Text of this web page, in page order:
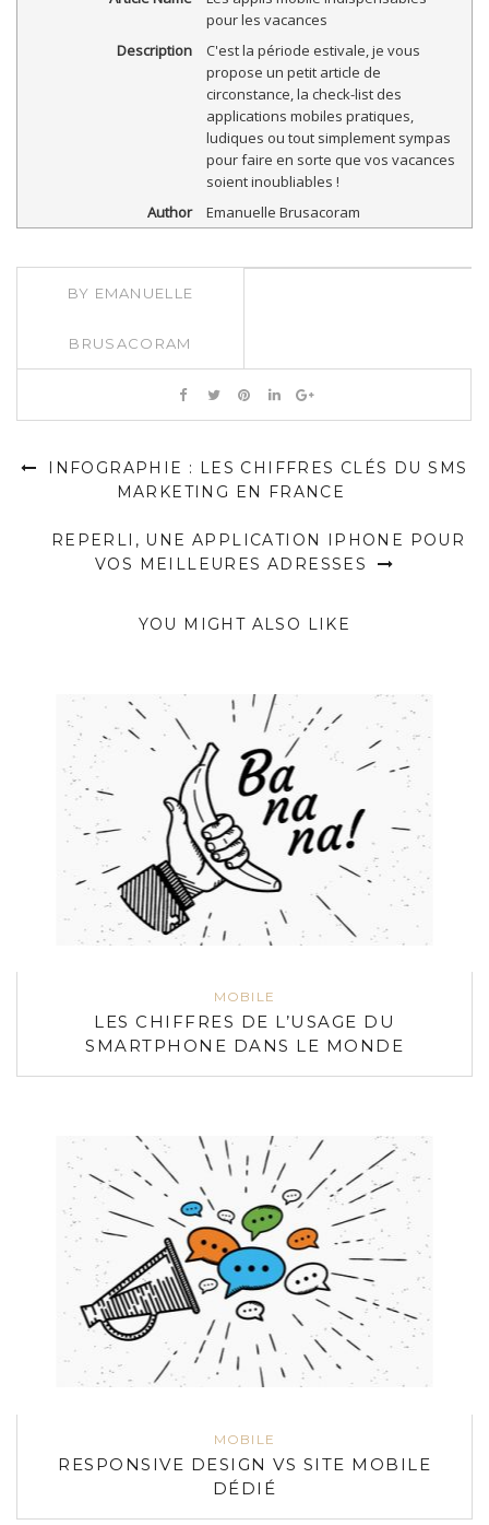
pour les vacances
Description
C'est la période estivale, je vous
propose un petit article de
circonstance, la check-list des
applications mobiles pratiques,
ludiques ou tout simplement sympas
pour faire en sorte que vos vacances
soient inoubliables !
Author
Emanuelle Brusacoram
BY EMANUELLE
BRUSACORAM
INFOGRAPHIE : LES CHIFFRES CLÉS DU SMS
MARKETING EN FRANCE
REPERLI, UNE APPLICATION IPHONE POUR
VOS MEILLEURES ADRESSES
YOU MIGHT ALSO LIKE
MOBILE
LES CHIFFRES DE L’USAGE DU
SMARTPHONE DANS LE MONDE
MOBILE
RESPONSIVE DESIGN VS SITE MOBILE
DÉDIÉ